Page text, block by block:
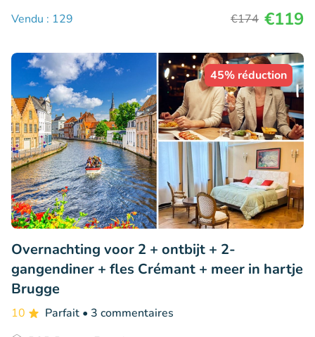
Vendu : 129
€174 €119
45% réduction
Overnachting voor 2 + ontbijt + 2-
gangendiner + fles Crémant + meer in hartje
Brugge
10 Parfait • 3 commentaires